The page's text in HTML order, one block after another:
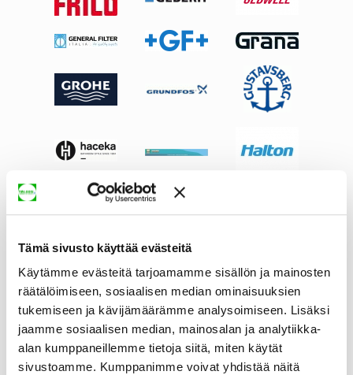
Tämä sivusto käyttää evästeitä
Käytämme evästeitä tarjoamamme sisällön ja mainosten
räätälöimiseen, sosiaalisen median ominaisuuksien
tukemiseen ja kävijämäärämme analysoimiseen. Lisäksi
jaamme sosiaalisen median, mainosalan ja analytiikka-
alan kumppaneillemme tietoja siitä, miten käytät
sivustoamme. Kumppanimme voivat yhdistää näitä